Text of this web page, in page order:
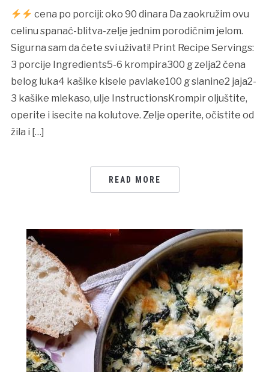
cena po porciji: oko 90 dinara Da zaokružim ovu
celinu spanać-blitva-zelje jednim porodičnim jelom.
Sigurna sam da ćete svi uživati! Print Recipe Servings:
3 porcije Ingredients5-6 krompira300 g zelja2 čena
belog luka4 kašike kisele pavlake100 g slanine2 jaja2-
3 kašike mlekaso, ulje InstructionsKrompir oljuštite,
operite i isecite na kolutove. Zelje operite, očistite od
žila i […]
READ MORE